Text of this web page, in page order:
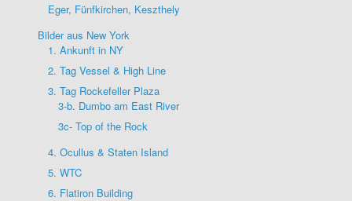
Eger, Fünfkirchen, Keszthely
Bilder aus New York
1. Ankunft in NY
2. Tag Vessel & High Line
3. Tag Rockefeller Plaza
3-b. Dumbo am East River
3c- Top of the Rock
4. Ocullus & Staten Island
5. WTC
6. Flatiron Building